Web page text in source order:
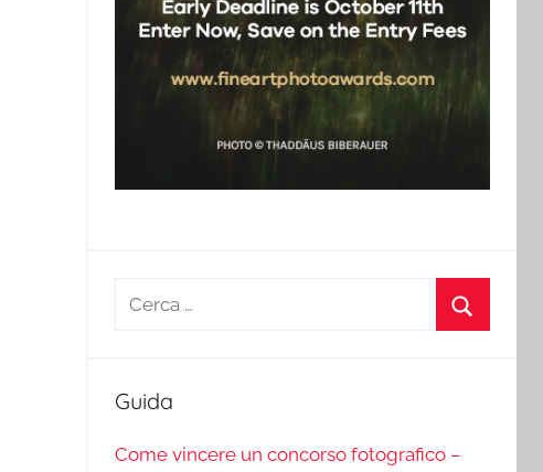
Ricerca
Guida
Come vincere un concorso fotografico –